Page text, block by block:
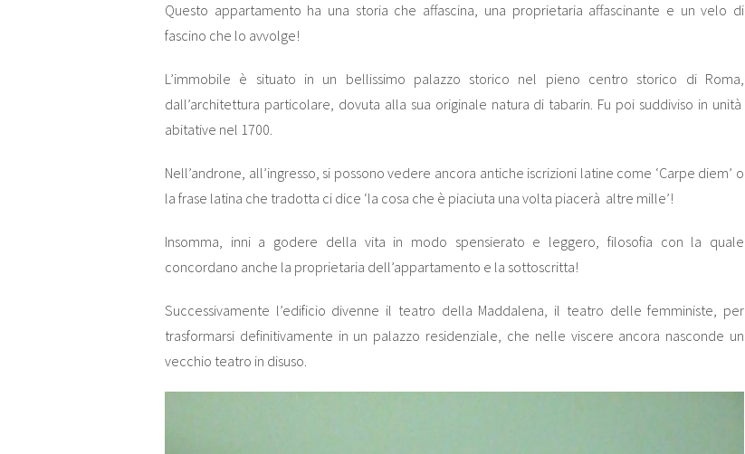
Questo appartamento ha una storia che affascina, una proprietaria affascinante e un velo di
fascino che lo avvolge!
L’immobile è situato in un bellissimo palazzo storico nel pieno centro storico di Roma,
dall’architettura particolare, dovuta alla sua originale natura di tabarin. Fu poi suddiviso in unità
abitative nel 1700.
Nell’androne, all’ingresso, si possono vedere ancora antiche iscrizioni latine come ‘Carpe diem’ o
la frase latina che tradotta ci dice ‘la cosa che è piaciuta una volta piacerà altre mille’!
Insomma, inni a godere della vita in modo spensierato e leggero, filosofia con la quale
concordano anche la proprietaria dell’appartamento e la sottoscritta!
Successivamente l’edificio divenne il teatro della Maddalena, il teatro delle femministe, per
trasformarsi definitivamente in un palazzo residenziale, che nelle viscere ancora nasconde un
vecchio teatro in disuso.